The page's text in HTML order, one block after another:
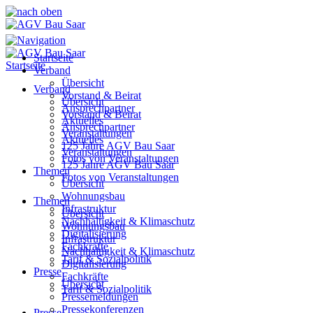
Startseite
Verband
Übersicht
Vorstand & Beirat
Ansprechpartner
Aktuelles
Veranstaltungen
125 Jahre AGV Bau Saar
Fotos von Veranstaltungen
Themen
Übersicht
Wohnungsbau
Infrastruktur
Nachhaltigkeit & Klimaschutz
Digitalisierung
Fachkräfte
Tarif & Sozialpolitik
Presse
Übersicht
Pressemeldungen
Pressekonferenzen
Startseite
Verband
Übersicht
Vorstand & Beirat
Ansprechpartner
Aktuelles
Veranstaltungen
125 Jahre AGV Bau Saar
Fotos von Veranstaltungen
Themen
Übersicht
Wohnungsbau
Infrastruktur
Nachhaltigkeit & Klimaschutz
Digitalisierung
Fachkräfte
Tarif & Sozialpolitik